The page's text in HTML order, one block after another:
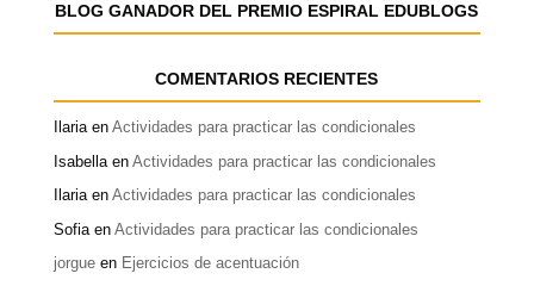
BLOG GANADOR DEL PREMIO ESPIRAL EDUBLOGS
COMENTARIOS RECIENTES
Ilariaen Actividades para practicar las condicionales
Isabellaen Actividades para practicar las condicionales
Ilariaen Actividades para practicar las condicionales
Sofiaen Actividades para practicar las condicionales
jorgueen Ejercicios de acentuación